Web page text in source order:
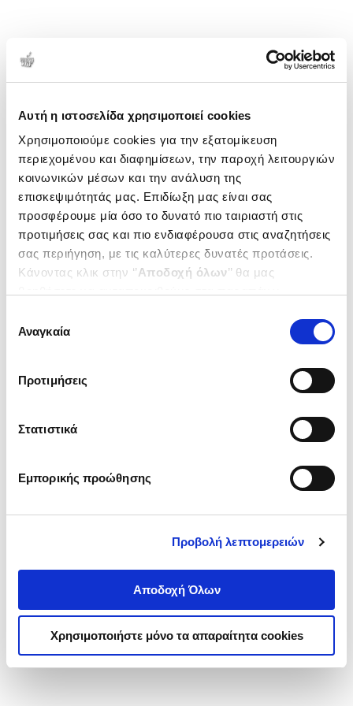
Αυτή η ιστοσελίδα χρησιμοποιεί cookies
Χρησιμοποιούμε cookies για την εξατομίκευση
περιεχομένου και διαφημίσεων, την παροχή λειτουργιών
κοινωνικών μέσων και την ανάλυση της
επισκεψιμότητάς μας. Επιδίωξη μας είναι σας
προσφέρουμε μία όσο το δυνατό πιο ταιριαστή στις
προτιμήσεις σας και πιο ενδιαφέρουσα στις αναζητήσεις
σας περιήγηση, με τις καλύτερες δυνατές προτάσεις.
Κάνοντας κλικ στην ‘’Αποδοχή όλων’’ θα μας
ενδιαφέρουν και να επιλέξετε από τα παρακάτω με την
΄΄και να ενημερωθείτε σχετικά με
συγκατάθεσης
Αναγκαία
Προτιμήσεις
Στατιστικά
Εμπορικής προώθησης
Προβολή λεπτομερειών
Αποδοχή Όλων
Χρησιμοποιήστε μόνο τα απαραίτητα cookies